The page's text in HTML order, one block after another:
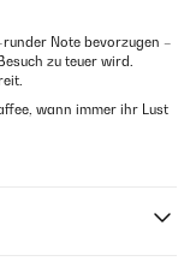
Note bevorzugen –
zu teuer wird.
wann immer ihr Lust